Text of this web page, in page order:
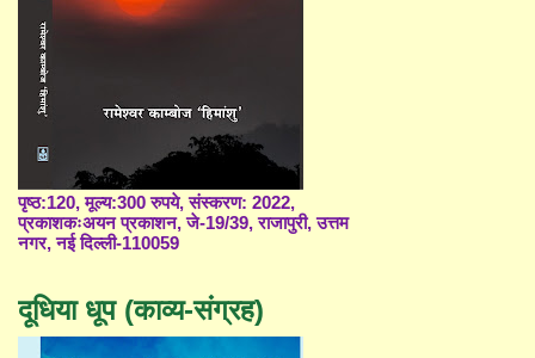
पृष्ठ:120, मूल्य:300 रुपये, संस्करण: 2022,
प्रकाशकःअयन प्रकाशन, जे-19/39, राजापुरी, उत्तम
नगर, नई दिल्ली-110059
दूधिया धूप (काव्य-संग्रह)